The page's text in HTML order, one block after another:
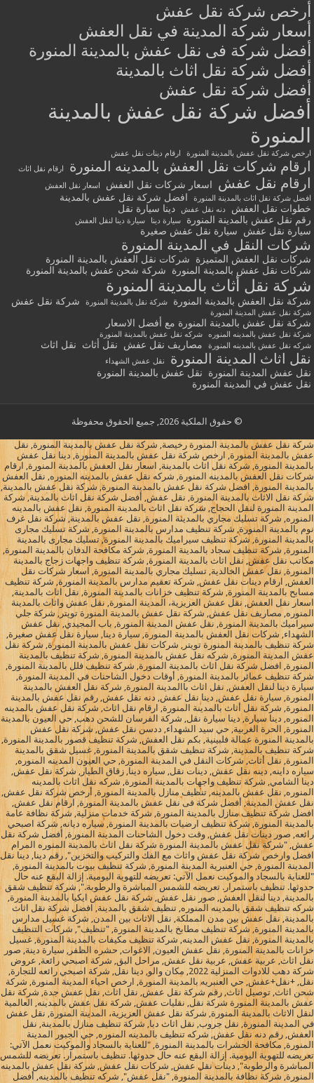
أرخص شركة نقل عفش
أسعار شركة المدينة في نقل العفش
أفضل شركة فى نقل عفش بالمدينة المنورة
أفضل شركة نقل اثاث بالمدينة
أفضل شركة نقل عفش
أفضل شركة نقل عفش بالمدينة
المنورة
ارخص شركة نقل عفش بالمدينة المنورة ارقام دينات نقل عفش
ارقام شركات نقل العفش بالمدينه المنورة ارقام نقل اثاث
ارقام نقل عفش اسعار شركات نقل العفش
اسعار نقل العفش
افضل شركة نقل اثاث بالمدينة المنورة
افضل شركة نقل عفش بالمدينة
خطوات نقل العفش
دنه نقل عفش
دينا سيارة نقل
رقم نقل عفش بالمدينة المنورة
سيارة دينا سيارة دينا لنقل العفش
سيارة نقل عفش سيارة نقل عفش صغيرة
شركات النقل في المدينة المنورة
شركات نقل العفش المتميزة
شركات نقل العفش بالمدينة المنورة
شركات نقل عفش بالمدينة المنورة
شركة شحن عفش بالمدينة المنورة
شركة نقل أثاث بالمدينة المنورة
شركة نقل العفش بالمدينة المنورة شركة نقل بالمدينة المنورة شركة نقل عفش
شركة نقل عفش المدينة المنورة
شركة نقل عفش بالمدينة المنورة مع أفضل الاسعار
شركة نقل عفش بالمدينه المنوره
شركه نقل عفش بالمدينة المنورة
شركه نقل عفش بالمدينه المنورة
مصاريف نقل عفش نقل أثاث نقل اثاث
نقل اثاث المدينة المنورة نقل عفش الشهداء
نقل عفش المدينة المنورة
نقل عفش بالمدينة المنورة
نقل عفش في المدينة المنورة
© حقوق الملكية 2026, جميع الحقوق محفوظة
شركة نقل عفش بالمدينة المنورة رخيصة, شركة نقل عفش بالمدينة المنورة, نقل
عفش بالمدينة المنورة, ارخص شركة نقل عفش بالمدينة المنورة, دينا نقل عفش
بالمدينة المنورة, شركة نقل اثاث بالمدينة, اسعار نقل العفش بالمدينة المنورة, ارقام
شركات نقل العفش بالمدينه المنورة, شركه نقل عفش بالمدينه المنوره, نقل العفش
بالمدينة المنورة, افضل شركة نقل عفش بالمدينة المنورة, شركة نقل عفش بالمدينة,
شركة نقل الاثاث بالمدينة المنورة, نقل عفش, أفضل شركة نقل اثاث بالمدينة, شركة
المدينة المنورة لنقل الحجاج, شركة نقل اثاث بالمدينة المنورة, نقل عفش بالمدينه
المنوره, شركة تسليك مجاري بالمدينة المنورة, نقل عفش بالمدينة, شركة نقل غرف
نوم بالمدينة المنورة, شركة تنظيف مدارس بالمدينة المنورة, شركة تسليك مجارى
بالمدينة المنورة, شركة تنظيف سيراميك بالمدينة المنورة, تسليك مجارى بالمدينة
المنورة, شركة تنظيف سجاد بالمدينة المنورة, شركة مكافحة الدفان بالمدينة المنورة,
مكاتب نقل عفش, نقل اثاث بالمدينة المنورة, شركة تنظيف واجهات زجاج بالمدينة
المنورة, نقل عفش الخالدية, تسليك مجاري بالمدينة المنورة, اسعار شركات نقل
العفش, ارقام دينات نقل عفش, شركة تعقيم مدارس بالمدينة المنورة, شركة تنظيف
مسابح بالمدينة المنورة, شركة تنظيف خزانات بالمدينة المنورة, نقل اثاث بالمدينة,
اسعار نقل العفش, نقل عفش العزيزية، المدينة المنورة, نقل عفش واثاث بالمدينة
المنوره, مصاريف نقل عفش, شركة نقل عفش بالمدينة المنورة تويتر, شركة جلي
سيراميك بالمدينة المنورة, نقل عفش المدينة المنورة, باب المجيدي, نقل عفش
الشهداء, شركات نقل العفش بالمدينة المنورة, سيارة دينا, سيارة نقل عفش صغيرة,
شركة تنظيف بالمدينة المنورة تويتر, شركات نقل عفش بالمدينة المنورة, شركة نقل
عفش المدينة المنورة, شركه نقل عفش بالمدينة المنورة, شركة تنظيف بالمدينة
المنورة, افضل شركة نقل اثاث بالمدينة المنورة, شركة تنظيف فلل بالمدينة المنورة,
شركة تنظيف عمائر بالمدينة المنورة, أوقات دخول الشاحنات في المدينة المنورة,
سيارة دينا لنقل العفش, نقل اثاث باالمدينة المنورة, شركة نقل العفش بالمدينة
المنورة, سيارة نقل عفش, دينا نقل عفش, دنه نقل عفش, رقم نقل عفش بالمدينة
المنورة, شركة نقل أثاث بالمدينة المنورة, ارقام نقل اثاث, شركة نقل عفش بالمدينه
المنوره, دينا سيارة, دينا سيارة نقل, شركة الفرسان للشحن دهب, حي العيون بالمدينة
المنورة, الحرة الغربية, حي سيد الشهداء, ددسن نقل عفش, شركة نقل عفش
بالمدينة المنورة عمالة فلبينية, بكم نقل العفش, شركة تنظيف قصور بالمدينة المنورة,
شركة تنظيف بالمدينة, شركة تنظيف شقق بالمدينة المنورة, غسيل شقق بالمدينة
المنورة, نقل أثاث, شركات النقل في المدينة المنورة, حي العيون المدينه المنوره,
سياره داينه, دينه نقل عفش, دينات نقل, سياره دينا, زقاق الطيار, شركة نقل عفش,
دينا الشامي, شركة تنظيف واجهات بالمدينة المنورة, شركه نقل اثاث بالمدينه
المنوره, نقل عفش بالمدينه, تنظيف منازل بالمدينة المنورة, أرخص شركة نقل عفش,
نقل عفش المدينة, أفضل شركة فى نقل عفش بالمدينة المنورة, ارقام نقل عفش,
افضل شركة تنظيف منازل بالمدينة المنورة, شركة خدمات منزلية, شركة نظافة عامة
بالمدينة المنورة, شركة تنظيف ارضيات بالمدينة المنورة, سياره ديانه, شركة اصبحي
رائعه, صور دينات نقل عفش, وقت دخول الشاحنات المدينة المنورة, أفضل شركة نقل
عفش, "شركة نقل عفش بالمدينة المنورة شركة نقل اثاث بالمدينة المنوره المرام
افضل وارخص شركة نقل عفش واثاث مع الفك والتركيب والتخزين", رقم دينا, دينا نقل
المدينة المنورة, حي العنبرية المدينة المنورة, شركة تنظيف بيوت بالمدينة المنورة,
"للعناية بالسجاد والموكيت نعمل الآتي: تعريضه للتهوية اليومية. إزالة البقع عنه حال
حدوثها. تنظيف باستمرار. تعريضه للشمس المباشرة والرطوبة.", شركة تنظيف شقق
بالمدينة, دينا لنقل العفش, صور نقل عفش, شركة نقل عفش ايكيا بالمدينة المنورة,
شركه تنظيف شقق بالمدينه المنوره, تنظيف شقق بالمدينة, افضل شركة نقل اثاث
بالمدينة, نقل عفش بين مدن المملكة, نقل الاثاث بين المدن, شركة غسيل مدارس
بالمدينة المنورة, شركة تنظيف مطابخ بالمدينة المنورة, "تنظيف", شركات التنظيف
بالمدينة المنورة, نقل عفش المدينه, شركة تنظيف مكيفات بالمدينة المنورة, غسيل
خزانات بالمدينة المنورة, نقل عفش العيون, الاغوات, حشره الظفر, سيارة دينة, صور
نقل اثاث, عربية عفش, عربية نقل عفش, مراحل البق, شركة اصبحي رائعة, عروض
شركة دهب للادوات المنزلية 2022, مكان والو, دينا نقل, شركة اصبحي رائعه للتجارة,
نقل, +نقل+عفش, حي العنبريه بالمدينة المنورة, ارخص احياء المدينة المنورة, شركة
شحن اثاث, توصيل اثاث, رقم شركة نقل عفش, نقل اثاث, نقل عفش جدة, شركة نقل
عفش بالمدينة المنورة شركة نقل, نقليات عفش, شركة نقل عفش بالمدينه, العالمية
لنقل الاثاث بالمدينة المنورة, شركة نقل عفش العزيزية، المدينة المنورة, نقل عفش
في المدينة المنورة, نقل جروب, نقل اثاث دبا, شركة تنظيف منازل بالمدينة, نقل
العفش, رقم دنه نقل عفش, شركه تنظيف بالمدينه المنوره, حي الجبور المدينة
المنورة, مكافحة الحشرات بالمدينة المنورة, "للعناية بالسجاد والموكيت نعمل الآتي:
تعريضه للتهوية اليومية. إزالة البقع عنه حال حدوثها. تنظيف باستمرار. تعريضه للشمس
المباشرة والرطوبة", دينات نقل عفش, شركات نقل عفش, شركة نقل عفش بالمدينه
المنورة, شركة نظافة بالمدينة المنورة, "نقل عفش", شركه تنظيف بالمدينه, أفضل